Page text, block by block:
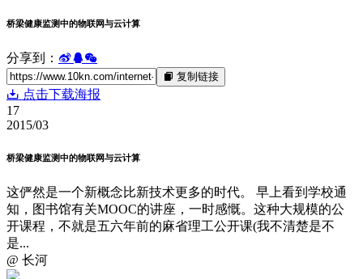
桥梁健康监测中的物联网与云计算
分享到：
复制链接
点击下载海报
17
2015/03
桥梁健康监测中的物联网与云计算
这俨然是一个新概念比新技术更多的时代。 早上看到学校通
知，图书馆有关MOOC的讲座，一时感慨。这种大规模的公
开课程，不就是五六年前的麻省理工公开课(我不清楚是不
是...
@ 长河